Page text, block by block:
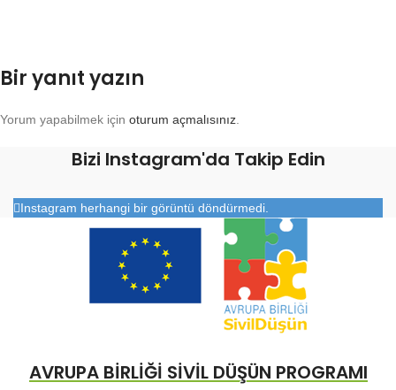
Bir yanıt yazın
Yorum yapabilmek için oturum açmalısınız
Bizi Instagram'da Takip Edin
Instagram herhangi bir görüntü döndürmedi.
AVRUPA BİRLİĞİ SİVİL DÜŞÜN PROGRAMI